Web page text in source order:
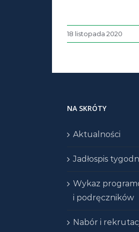
18 listopada 2020
NA SKRÓTY
Aktualności
Jadłospis
Wykaz
i podręczników
Nabór i